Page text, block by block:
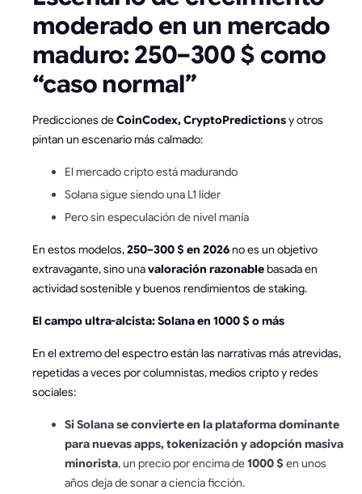
moderado en un mercado
maduro: 250–300 $ como
“caso normal”
Predicciones deCoinCodex, CryptoPredictionsy otros
pintan un escenario más calmado:
El mercado cripto está madurando
Solana sigue siendo una L1 líder
Pero sin especulación de nivel manía
En estos modelos,250–300 $ en 2026no es un objetivo
extravagante, sino unavaloración razonablebasada en
actividad sostenible y buenos rendimientos de staking.
El campo ultra-alcista: Solana en 1000 $ o más
En el extremo del espectro están las narrativas más atrevidas,
repetidas a veces por columnistas, medios cripto y redes
sociales:
Si Solana se convierte en la plataforma dominante
para nuevas apps, tokenización y adopción masiva
minorista, un precio por encima de1000 $ en unos
años deja de sonar a ciencia ficción.